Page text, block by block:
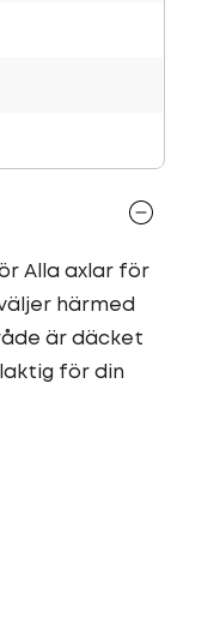
Alla axlar för
härmed
är däcket
för din